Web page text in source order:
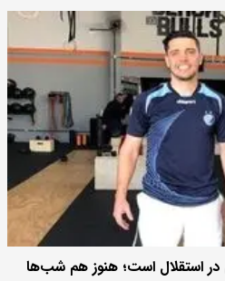
در استقلال است؛ هنوز هم شب‌ها